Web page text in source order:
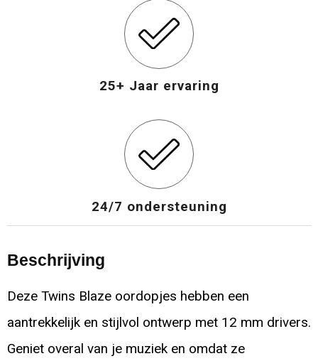
25+ Jaar ervaring
24/7 ondersteuning
Beschrijving
Deze Twins Blaze oordopjes hebben een
aantrekkelijk en stijlvol ontwerp met 12 mm drivers.
Geniet overal van je muziek en omdat ze